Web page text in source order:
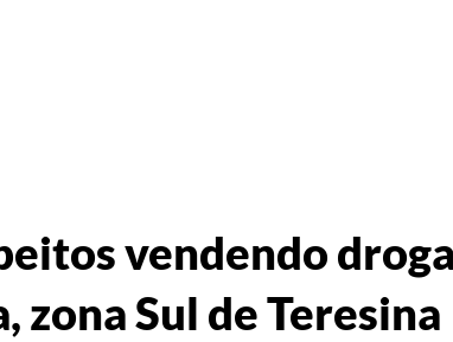
vendendo
zona Sul de Teresina